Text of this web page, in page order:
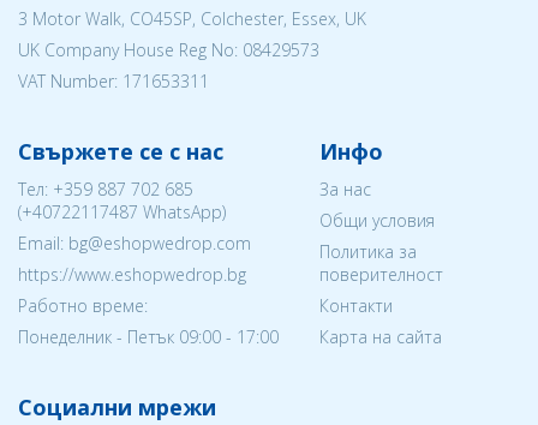
3 Motor Walk, CO45SP, Colchester, Essex, UK
UK Company House Reg No: 08429573
VAT Number: 171653311
Свържете се с нас
Тел: +359 887 702 685
(+40722117487 WhatsApp)
Email: bg@eshopwedrop.com
https://www.eshopwedrop.bg
Работно време:
Понеделник - Петък 09:00 - 17:00
Инфо
За нас
Общи условия
Политика за
поверителност
Контакти
Карта на сайта
Социални мрежи